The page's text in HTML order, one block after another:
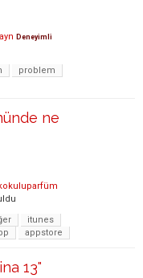
Deneyimli
problem
ne
itunes
appstore
13"